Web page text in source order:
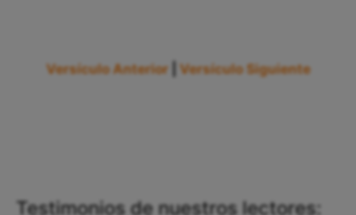
Versículo Anterior Versículo Siguiente
Testimonios de nuestros lectores: